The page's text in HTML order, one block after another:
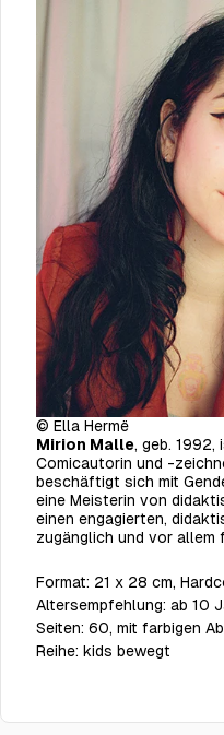
© Ella Hermë
Mirion Malle, geb.
Comicautorin und -
beschäftigt sich mit
eine Meisterin von
einen engagierten,
zugänglich und vor allem
Format: 21 x 28 cm,
Altersempfehlung: ab 10
Seiten: 60, mit farbigen
Reihe: kids bewegt